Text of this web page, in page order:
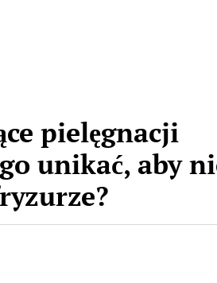
pielęgnacji
unikać, aby